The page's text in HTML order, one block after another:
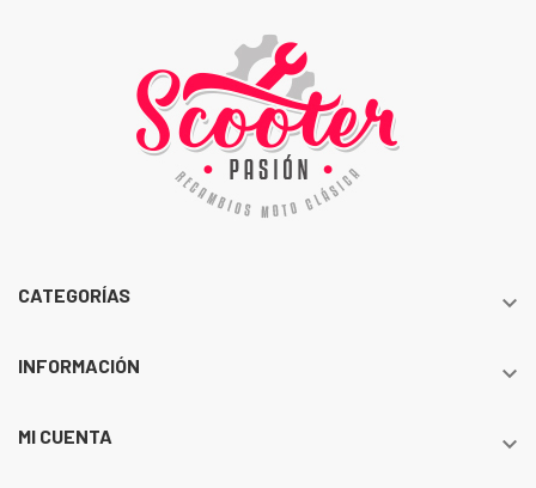
CATEGORÍAS 
INFORMACIÓN 
MI CUENTA 